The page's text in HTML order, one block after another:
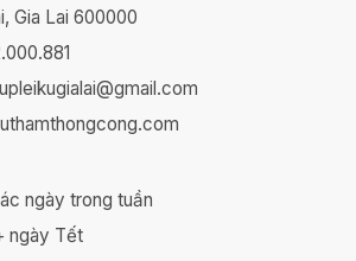
Gia Lai 600000
ngày trong tuần
ngày Tết